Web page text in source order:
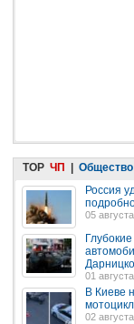
TOP ЧП | Общество
Россия
05
01
В Киеве
02